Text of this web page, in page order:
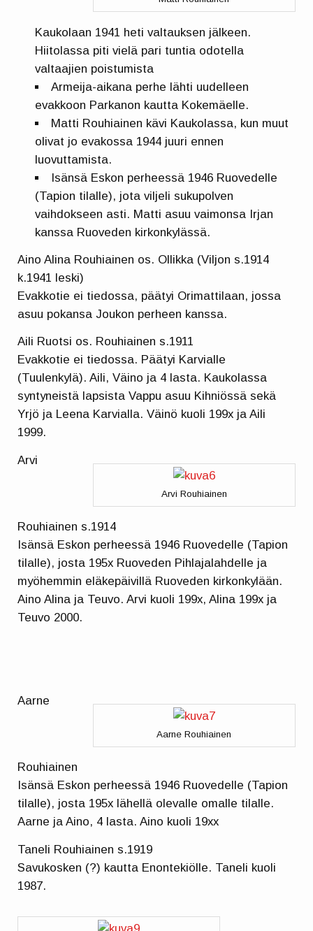
Kaukolaan 1941 heti valtauksen jälkeen.
Hiitolassa piti vielä pari tuntia odotella
valtaajien poistumista
Armeija-aikana perhe lähti uudelleen
evakkoon Parkanon kautta Kokemäelle.
Matti Rouhiainen kävi Kaukolassa, kun muut
olivat jo evakossa 1944 juuri ennen
luovuttamista.
Isänsä Eskon perheessä 1946 Ruovedelle
(Tapion tilalle), jota viljeli sukupolven
vaihdokseen asti. Matti asuu vaimonsa Irjan
kanssa Ruoveden kirkonkylässä.
Aino Alina Rouhiainen os. Ollikka (Viljon s.1914
k.1941 leski)
Evakkotie ei tiedossa, päätyi Orimattilaan, jossa
asuu pokansa Joukon perheen kanssa.
Aili Ruotsi os. Rouhiainen s.1911
Evakkotie ei tiedossa. Päätyi Karvialle
(Tuulenkylä). Aili, Väino ja 4 lasta. Kaukolassa
syntyneistä lapsista Vappu asuu Kihniössä sekä
Yrjö ja Leena Karvialla. Väinö kuoli 199x ja Aili
1999.
Arvi Rouhiainen
Arvi
Rouhiainen s.1914
Isänsä Eskon perheessä 1946 Ruovedelle (Tapion
tilalle), josta 195x Ruoveden Pihlajalahdelle ja
myöhemmin eläkepäivillä Ruoveden kirkonkylään.
Aino Alina ja Teuvo. Arvi kuoli 199x, Alina 199x ja
Teuvo 2000.
Aarne Rouhiainen
Aarne
Rouhiainen
Isänsä Eskon perheessä 1946 Ruovedelle (Tapion
tilalle), josta 195x lähellä olevalle omalle tilalle.
Aarne ja Aino, 4 lasta. Aino kuoli 19xx
Taneli Rouhiainen s.1919
Savukosken (?) kautta Enontekiölle. Taneli kuoli
1987.